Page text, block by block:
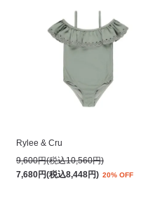
Rylee & Cru
9,600円(税込10,560円)
7,680円(税込8,448円) 20% OFF